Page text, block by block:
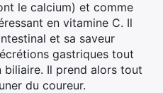
le calcium) et comme
en vitamine C. Il
et sa saveur
gastriques tout
Il prend alors tout
du coureur.